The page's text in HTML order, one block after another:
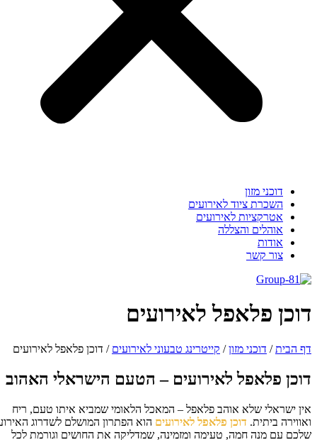
דוכני מזון
השכרת ציוד לאירועים
אטרקציות לאירועים
אוהלים והצללה
אודות
צור קשר
פלאפל לאירועים
הבית/דוכני מזון/קייטרינג טבעוני לאירועים/דוכן פלאפל לאירועים
פלאפל לאירועים – הטעם הישראלי האהוב
ישראלי שלא אוהב פלאפל – המאכל הלאומי שמביא איתו טעם, ריח
ביתית.דוכן פלאפל לאירועיםהוא הפתרון המושלם לשדרוג האירוע
עם מנה חמה, טעימה ומזמינה, שמדליקה את החושים וגורמת לכל